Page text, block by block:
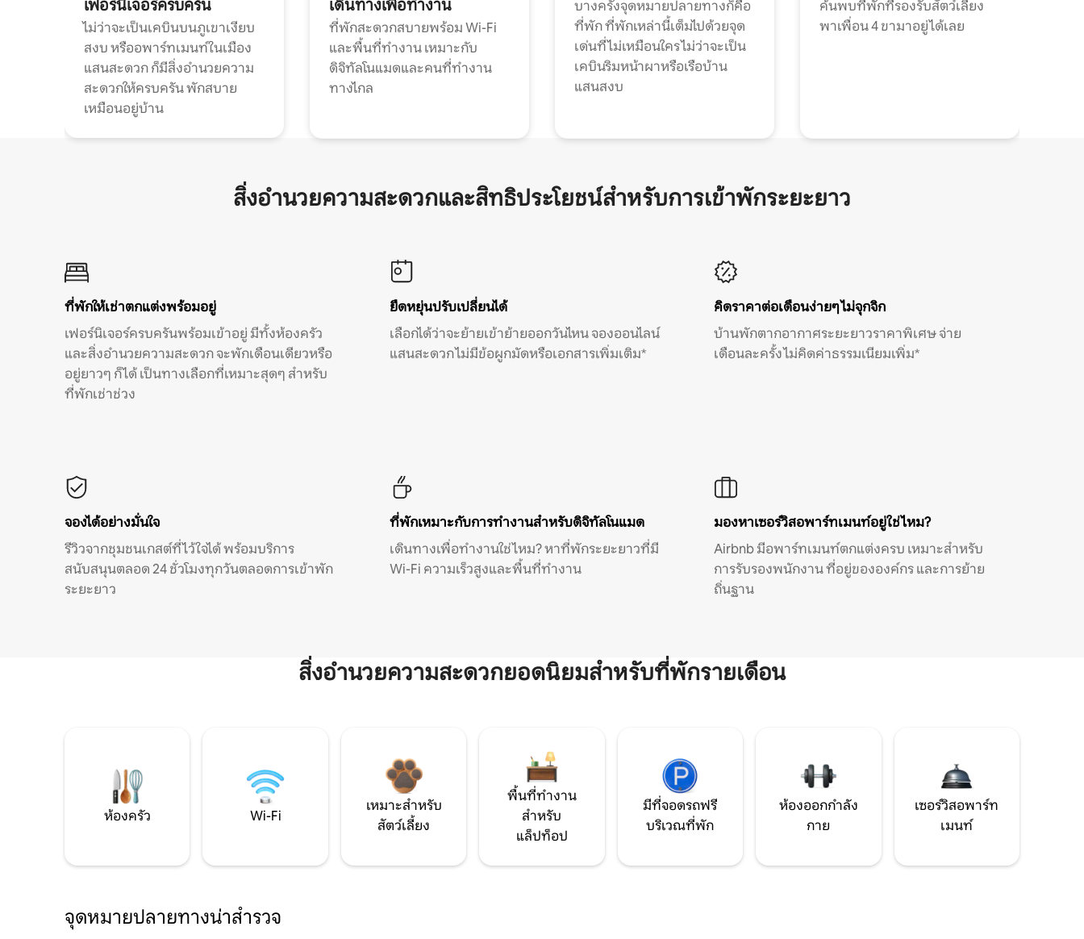
เฟอร์นิเจอร์ครบครัน
ไม่ว่าจะเป็นเคบินบนภูเขาเงียบ
สงบ หรืออพาร์ทเมนท์ในเมือง
แสนสะดวก ก็มีสิ่งอำนวยความ
สะดวกให้ครบครัน พักสบาย
เหมือนอยู่บ้าน
เดินทางเพื่อทำงาน
ที่พักสะดวกสบายพร้อม Wi-Fi
และพื้นที่ทำงาน เหมาะกับ
ดิจิทัลโนแมดและคนที่ทำงาน
ทางไกล
บางครั้งจุดหมายปลายทางก็คือ
ที่พัก ที่พักเหล่านี้เต็มไปด้วยจุด
เด่นที่ไม่เหมือนใคร ไม่ว่าจะเป็น
เคบินริมหน้าผาหรือเรือบ้าน
แสนสงบ
ค้นพบที่พักที่รองรับสัตว์เลี้ยง
พาเพื่อน 4 ขามาอยู่ได้เลย
สิ่งอำนวยความสะดวกและสิทธิประโยชน์สำหรับการเข้าพักระยะยาว
ที่พักให้เช่าตกแต่งพร้อมอยู่
เฟอร์นิเจอร์ครบครันพร้อมเข้าอยู่ มีทั้งห้องครัว
และสิ่งอำนวยความสะดวก จะพักเดือนเดียวหรือ
อยู่ยาวๆ ก็ได้ เป็นทางเลือกที่เหมาะสุดๆ สำหรับ
ที่พักเช่าช่วง
ยืดหยุ่นปรับเปลี่ยนได้
เลือกได้ว่าจะย้ายเข้าย้ายออกวันไหน จองออนไลน์
แสนสะดวก ไม่มีข้อผูกมัดหรือเอกสารเพิ่มเติม*
คิดราคาต่อเดือนง่ายๆ ไม่จุกจิก
บ้านพักตากอากาศระยะยาวราคาพิเศษ จ่าย
เดือนละครั้ง ไม่คิดค่าธรรมเนียมเพิ่ม*
จองได้อย่างมั่นใจ
รีวิวจากชุมชนเกสต์ที่ไว้ใจได้ พร้อมบริการ
สนับสนุนตลอด 24 ชั่วโมงทุกวันตลอดการเข้าพัก
ระยะยาว
ที่พักเหมาะกับการทำงานสำหรับดิจิทัลโนแมด
เดินทางเพื่อทำงานใช่ไหม? หาที่พักระยะยาวที่มี
Wi-Fi ความเร็วสูงและพื้นที่ทำงาน
มองหาเซอร์วิสอพาร์ทเมนท์อยู่ใช่ไหม?
Airbnb มีอพาร์ทเมนท์ตกแต่งครบ เหมาะสำหรับ
การรับรองพนักงาน ที่อยู่ขององค์กร และการย้าย
ถิ่นฐาน
สิ่งอำนวยความสะดวกยอดนิยมสำหรับที่พักรายเดือน
ห้องครัว Wi-Fi
เหมาะสำหรับ
สัตว์เลี้ยง
พื้นที่ทำงาน
สำหรับ
แล็ปท็อป
มีที่จอดรถฟรี
บริเวณที่พัก
ห้องออกกำลัง
กาย
เซอร์วิสอพาร์ท
เมนท์
จุดหมายปลายทางน่าสำรวจ